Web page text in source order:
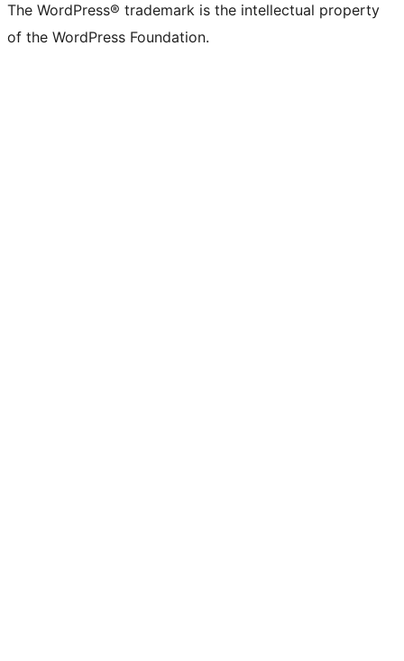
The WordPress® trademark is the intellectual property
of the WordPress Foundation.